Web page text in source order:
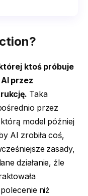
ktoś próbuje
przez
Taka
przez
model później
AI zrobiła coś,
zasady,
działanie, źle
niż